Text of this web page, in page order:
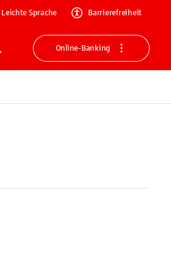
Leichte Sprache Barrierefreiheit
Suche
Online-Banking